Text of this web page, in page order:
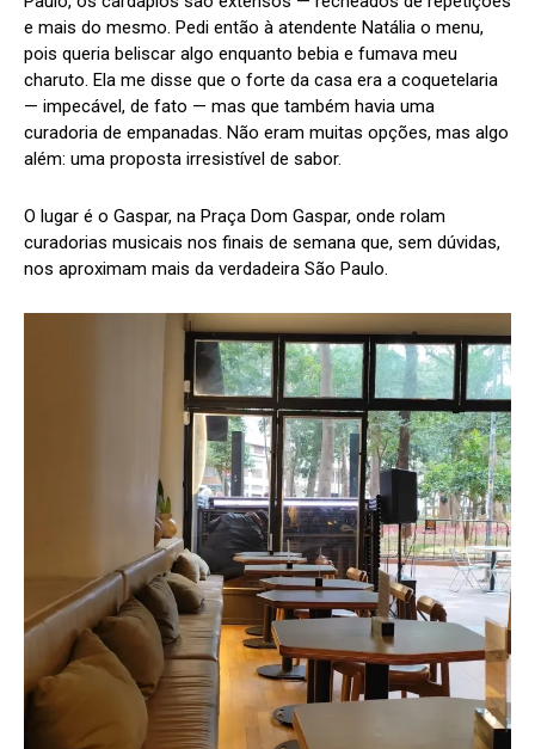
e mais do mesmo. Pedi então à atendente Natália o menu,
pois queria beliscar algo enquanto bebia e fumava meu
charuto. Ela me disse que o forte da casa era a coquetelaria
— impecável, de fato — mas que também havia uma
curadoria de empanadas. Não eram muitas opções, mas algo
além: uma proposta irresistível de sabor.
O lugar é o Gaspar, na Praça Dom Gaspar, onde rolam
curadorias musicais nos finais de semana que, sem dúvidas,
nos aproximam mais da verdadeira São Paulo.